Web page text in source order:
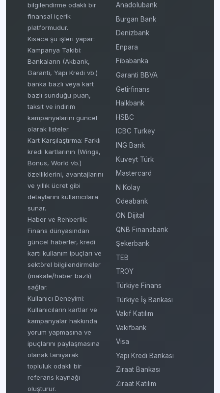
bilgilendirme odaklı bir
finansal içerik
platformudur.
Kısaca şu işleri yapar:
Kampanya Takibi:
Bankaların (Akbank,
Garanti, Yapı Kredi vb.)
banka bazlı veya kart
bazlı sunduğu puan,
taksit ve indirim
kampanyalarını güncel
olarak listeler.
Kart Karşılaştırma: Farklı
kredi kartlarının (Wings,
Bonus, World vb.)
özelliklerini, avantajlarını
ve yıllık ücret gibi
detaylarını kullanıcılara
sunar.
Haber ve Rehberlik:
Finans dünyasından
güncel haberler, kredi
kartı kullanım ipuçları ve
sektörel bilgilendirmeler
(makale/haber bazlı)
sağlar.
Kullanıcı Deneyimi:
Kullanıcıların kartlar ve
kampanyalar hakkında
yorum yapmasına ve
ipuçlarını paylaşmasına
olanak tanıyarak
topluluk odaklı bir
referans kaynağı
oluşturur.
Anadolubank
Burgan Bank
Denizbank
Enpara
Fibabanka
Garanti BBVA
Getirfinans
Halkbank
HSBC
ICBC Turkey
ING Bank
Kuveyt Türk
Mastercard
N Kolay
Odeabank
ON Dijital
QNB Finansbank
Şekerbank
TEB
TROY
Türkiye Finans
Türkiye İş Bankası
Vakıf Katılım
Vakıfbank
Visa
Yapı Kredi Bankası
Ziraat Bankası
Ziraat Katılım